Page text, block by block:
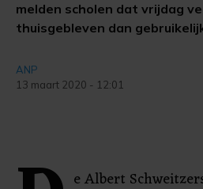
melden scholen dat vrijdag
thuisgebleven dan
ANP
13 maart 2020 - 12:01
e Albert